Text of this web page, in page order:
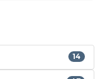
14